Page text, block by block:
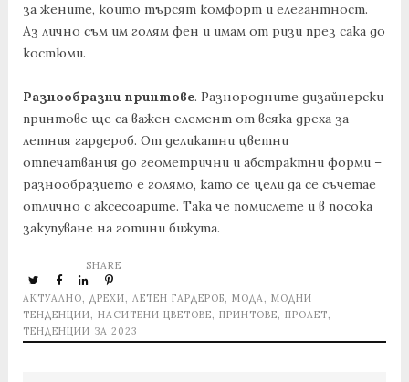
за жените, които търсят комфорт и елегантност.
Аз лично съм им голям фен и имам от ризи през сака до
костюми.
Разнообразни принтове. Разнородните дизайнерски
принтове ще са важен елемент от всяка дреха за
летния гардероб. От деликатни цветни
отпечатвания до геометрични и абстрактни форми –
разнообразието е голямо, като се цели да се съчетае
отлично с аксесоарите. Така че помислете и в посока
закупуване на готини бижута.
АКТУАЛНО, ДРЕХИ, ЛЕТЕН ГАРДЕРОБ, МОДА, МОДНИ
ТЕНДЕНЦИИ, НАСИТЕНИ ЦВЕТОВЕ, ПРИНТОВЕ, ПРОЛЕТ,
ТЕНДЕНЦИИ ЗА 2023
SHARE